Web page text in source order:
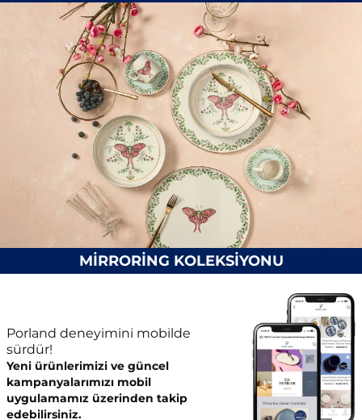
MİRRORİNG KOLEKSİYONU
Porland deneyimini mobilde
sürdür!
Yeni ürünlerimizi ve güncel
kampanyalarımızı mobil
uygulamamız üzerinden takip
edebilirsiniz.